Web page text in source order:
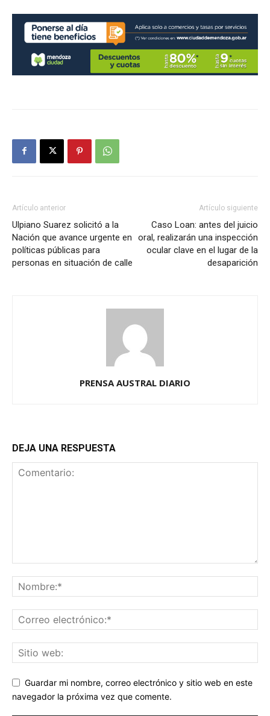
Artículo anterior
Ulpiano Suarez solicitó a la
Nación que avance urgente en
políticas públicas para
personas en situación de calle
Artículo siguiente
Caso Loan: antes del juicio
oral, realizarán una inspección
ocular clave en el lugar de la
desaparición
PRENSA AUSTRAL DIARIO
DEJA UNA RESPUESTA
Guardar mi nombre, correo electrónico y sitio web en este
navegador la próxima vez que comente.